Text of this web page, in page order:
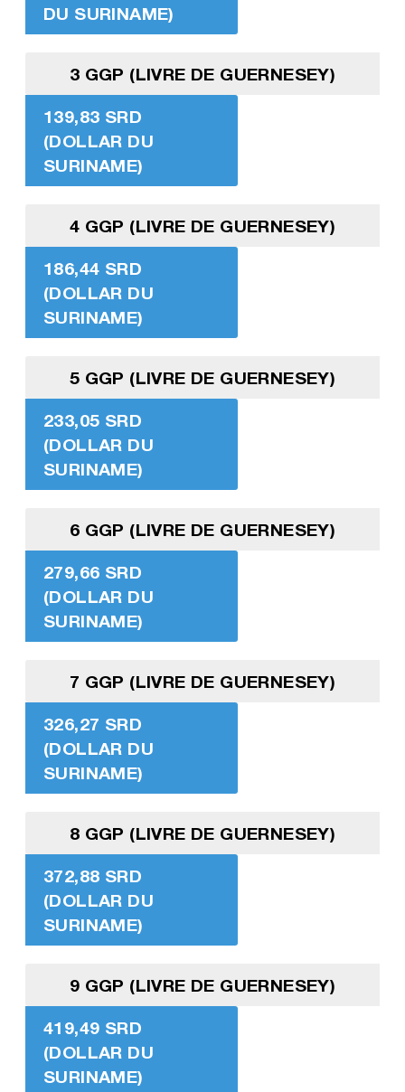
DU SURINAME)
3 GGP (LIVRE DE GUERNESEY)
139,83 SRD
(DOLLAR DU
SURINAME)
4 GGP (LIVRE DE GUERNESEY)
186,44 SRD
(DOLLAR DU
SURINAME)
5 GGP (LIVRE DE GUERNESEY)
233,05 SRD
(DOLLAR DU
SURINAME)
6 GGP (LIVRE DE GUERNESEY)
279,66 SRD
(DOLLAR DU
SURINAME)
7 GGP (LIVRE DE GUERNESEY)
326,27 SRD
(DOLLAR DU
SURINAME)
8 GGP (LIVRE DE GUERNESEY)
372,88 SRD
(DOLLAR DU
SURINAME)
9 GGP (LIVRE DE GUERNESEY)
419,49 SRD
(DOLLAR DU
SURINAME)